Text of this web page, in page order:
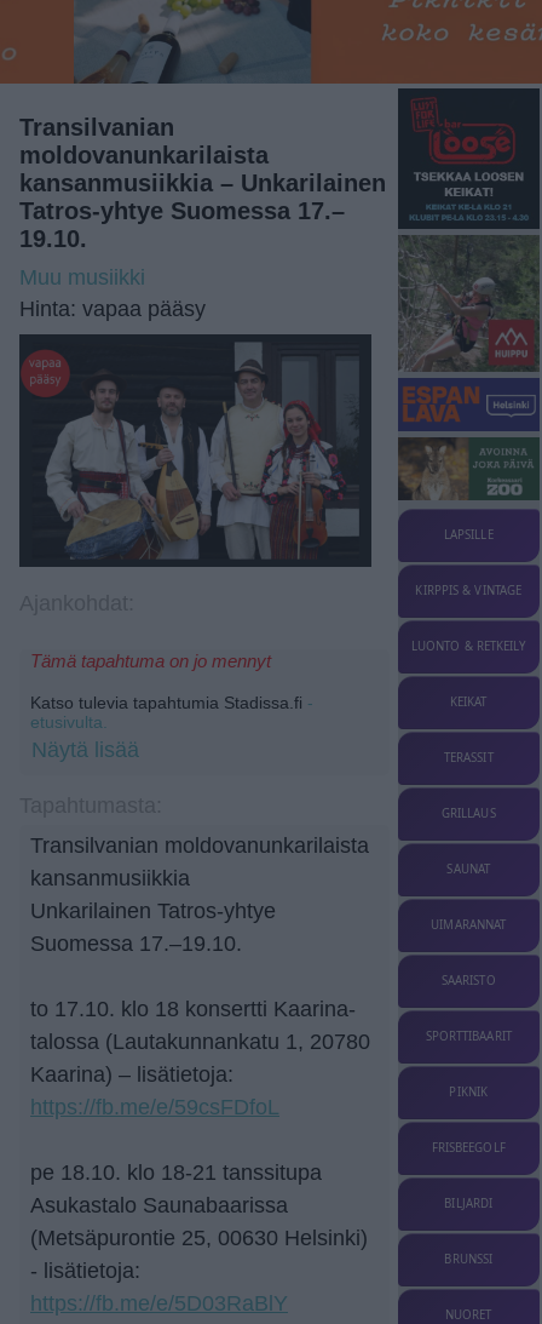
Transilvanian
moldovanunkarilaista
kansanmusiikkia – Unkarilainen
Tatros-yhtye Suomessa 17.–
19.10.
Muu musiikki
Hinta: vapaa pääsy
Tämä tapahtuma on jo mennyt
Katso tulevia tapahtumia Stadissa.fi -
etusivulta.
Näytä lisää
Transilvanian moldovanunkarilaista
kansanmusiikkia
Unkarilainen Tatros-yhtye
Suomessa 17.–19.10.
to 17.10. klo 18 konsertti Kaarina-
talossa (Lautakunnankatu 1, 20780
Kaarina) – lisätietoja:
https://fb.me/e/59csFDfoL
pe 18.10. klo 18-21 tanssitupa
Asukastalo Saunabaarissa
(Metsäpurontie 25, 00630 Helsinki)
- lisätietoja:
https://fb.me/e/5D03RaBlY
LAPSILLE
KIRPPIS & VINTAGE
LUONTO & RETKEILY
KEIKAT
TERASSIT
GRILLAUS
SAUNAT
UIMARANNAT
SAARISTO
SPORTTIBAARIT
PIKNIK
FRISBEEGOLF
BILJARDI
BRUNSSI
NUORET